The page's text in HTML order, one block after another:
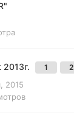
2013г. 1 2
2015